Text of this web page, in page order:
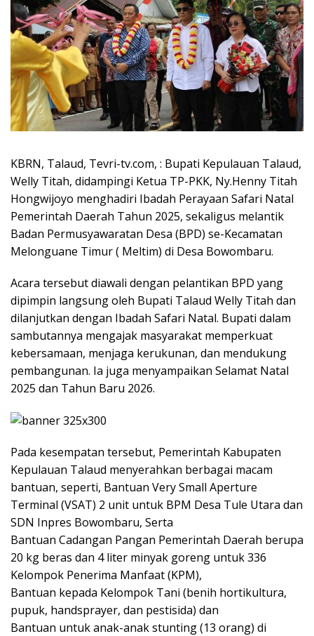
KBRN, Talaud, Tevri-tv.com, : Bupati Kepulauan Talaud,
Welly Titah, didampingi Ketua TP-PKK, Ny.Henny Titah
Hongwijoyo menghadiri Ibadah Perayaan Safari Natal
Pemerintah Daerah Tahun 2025, sekaligus melantik
Badan Permusyawaratan Desa (BPD) se-Kecamatan
Melonguane Timur ( Meltim) di Desa Bowombaru.
​Acara tersebut diawali dengan pelantikan BPD yang
dipimpin langsung oleh Bupati Talaud Welly Titah dan
dilanjutkan dengan Ibadah Safari Natal. Bupati dalam
sambutannya mengajak masyarakat memperkuat
kebersamaan, menjaga kerukunan, dan mendukung
pembangunan. Ia juga menyampaikan Selamat Natal
2025 dan Tahun Baru 2026.
Pada kesempatan tersebut, Pemerintah Kabupaten
Kepulauan Talaud menyerahkan berbagai macam
bantuan, seperti, Bantuan Very Small Aperture
Terminal (VSAT) 2 unit untuk BPM Desa Tule Utara dan
SDN Inpres Bowombaru, Serta
​Bantuan Cadangan Pangan Pemerintah Daerah berupa
20 kg beras dan 4 liter minyak goreng untuk 336
Kelompok Penerima Manfaat (KPM),
​Bantuan kepada Kelompok Tani (benih hortikultura,
pupuk, handsprayer, dan pestisida) dan
​Bantuan untuk anak-anak stunting (13 orang) di